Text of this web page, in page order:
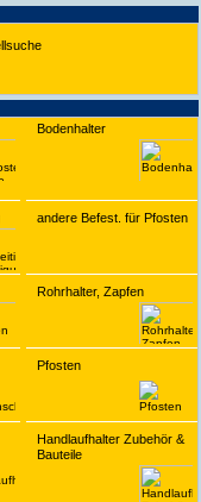
Bodenhalter
andere Befest. für Pfosten
Rohrhalter, Zapfen
Pfosten
Handlaufhalter Zubehör &
Bauteile